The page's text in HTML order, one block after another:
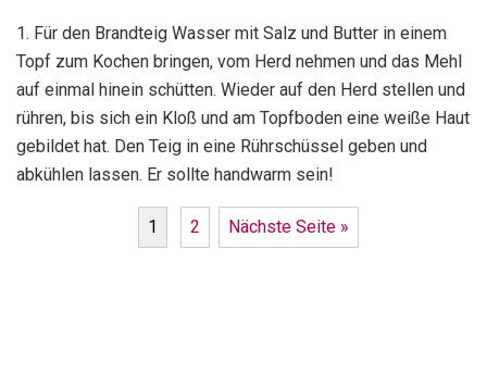
1. Für den Brandteig Wasser mit Salz und Butter in einem
Topf zum Kochen bringen, vom Herd nehmen und das Mehl
auf einmal hinein schütten. Wieder auf den Herd stellen und
rühren, bis sich ein Kloß und am Topfboden eine weiße Haut
gebildet hat. Den Teig in eine Rührschüssel geben und
abkühlen lassen. Er sollte handwarm sein!
1 2 Nächste Seite »